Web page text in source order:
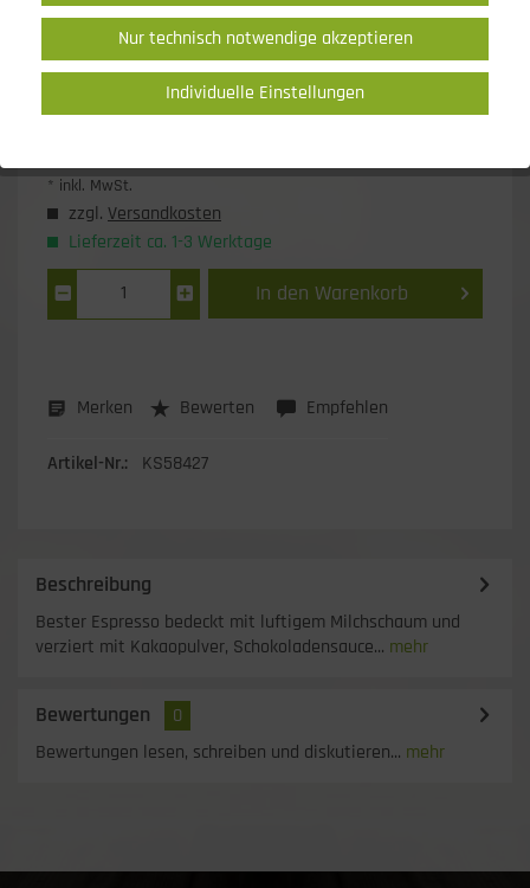
* inkl. MwSt.
zzgl. Versandkosten
Lieferzeit ca. 1-3 Werktage
1 In den Warenkorb
Merken Bewerten Empfehlen
Artikel-Nr.: KS58427
Beschreibung
Bester Espresso bedeckt mit luftigem Milchschaum und
verziert mit Kakaopulver, Schokoladensauce... mehr
Bewertungen
0
Bewertungen lesen, schreiben und diskutieren... mehr
Individuelle Einstellungen
Nur technisch notwendige akzeptieren